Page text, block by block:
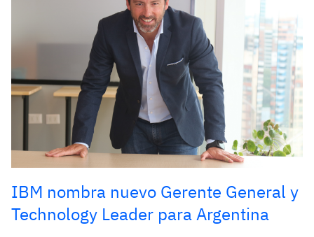
IBM nombra nuevo Gerente General y
Technology Leader para Argentina